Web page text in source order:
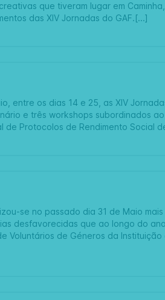
que tiveram lugar em
das XIV Jornadas do GAF.[...]
entre os dias 14 e 25, as XIV
e três workshops subordinados
de Protocolos de Rendimento Social
se no passado dia 31 de Maio
desfavorecidas que ao longo do
Voluntários de Géneros da